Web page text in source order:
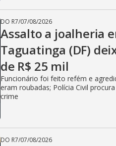
DO R7/07/08/2026
Assalto a joalheria
Taguatinga (DF)
de R$ 25 mil
Funcionário foi feito refém e
eram roubadas; Polícia Civil
crime
DO R7/07/08/2026